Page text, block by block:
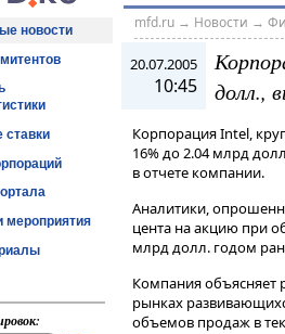
новости
ставки
мероприятия
mfd.ru→ Новости →
20.07.2005
10:45
долл.,
Корпорация Intel,
16% до 2.04 млрд
в отчете компании.
Аналитики,
цента на акцию при
млрд долл. годом
Компания
рынках
объемов продаж в